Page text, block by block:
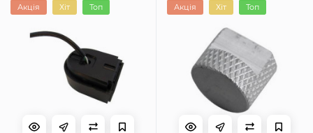
Акція Хіт Топ Акція Хіт Топ